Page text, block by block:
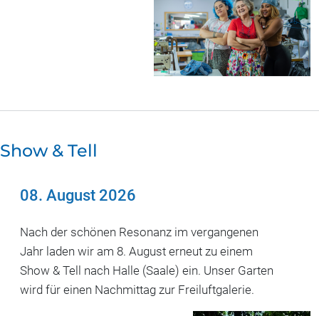
Show & Tell
08. August 2026
Nach der schönen Resonanz im vergangenen
Jahr laden wir am 8. August erneut zu einem
Show & Tell nach Halle (Saale) ein. Unser Garten
wird für einen Nachmittag zur Freiluftgalerie.